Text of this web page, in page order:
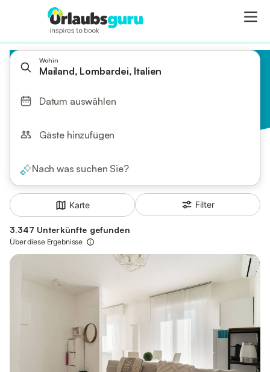
Wohin
Mailand, Lombardei, Italien
Datum auswählen
Gäste hinzufügen
Nach was suchen Sie?
Karte Filter
3.347 Unterkünfte gefunden
Über diese Ergebnisse